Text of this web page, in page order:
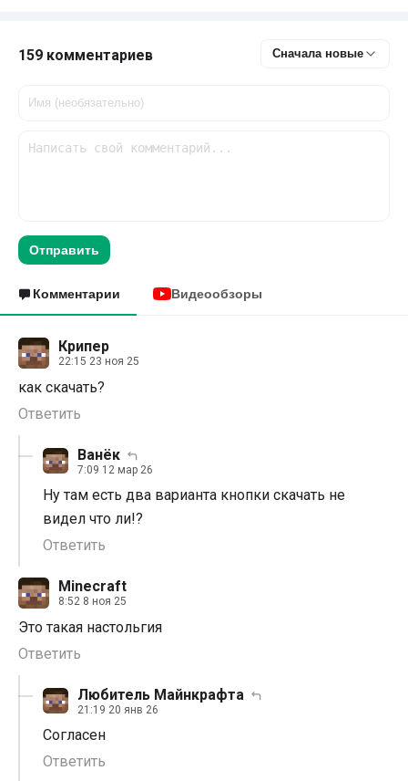
159 комментариев Сначала новые
Отправить
Комментарии Видеообзоры
Крипер
22:15 23 ноя 25
как скачать?
Ответить
Ванёк
7:09 12 мар 26
Ну там есть два варианта кнопки скачать не
видел что ли!?
Ответить
Minecraft
8:52 8 ноя 25
Это такая настольгия
Ответить
Любитель Майнкрафта
21:19 20 янв 26
Согласен
Ответить